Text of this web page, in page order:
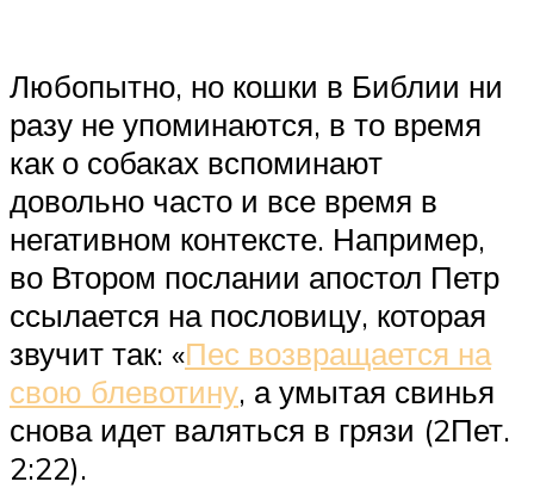
Любопытно, но кошки в Библии ни
разу не упоминаются, в то время
как о собаках вспоминают
довольно часто и все время в
негативном контексте. Например,
во Втором послании апостол Петр
ссылается на пословицу, которая
звучит так: «Пес возвращается на
свою блевотину, а умытая свинья
снова идет валяться в грязи (2Пет.
2:22).